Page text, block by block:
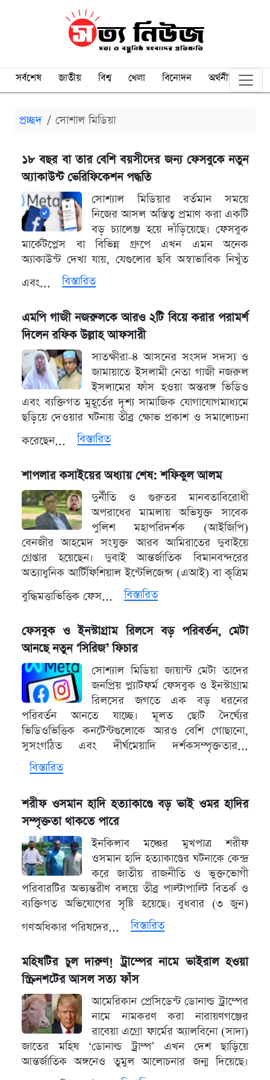
সর্বশেষ জাতীয় বিশ্ব খেলা বিনোদন অর্থনীতি
প্রচ্ছদ সোশাল মিডিয়া
১৮ বছর বা তার বেশি বয়সীদের জন্য ফেসবুকে নতুন
অ্যাকাউন্ট ভেরিফিকেশন পদ্ধতি
সোশ্যাল মিডিয়ার বর্তমান সময়ে
নিজের আসল অস্তিত্ব প্রমাণ করা একটি
বড় চ্যালেঞ্জ হয়ে দাঁড়িয়েছে। ফেসবুক
মার্কেটপ্লেস বা বিভিন্ন গ্রুপে এখন এমন অনেক
অ্যাকাউন্ট দেখা যায়, যেগুলোর ছবি অস্বাভাবিক নিখুঁত
এবং...
বিস্তারিত
এমপি গাজী নজরুলকে আরও ২টি বিয়ে করার পরামর্শ
দিলেন রফিক উল্লাহ আফসারী
সাতক্ষীরা-৪ আসনের সংসদ সদস্য ও
জামায়াতে ইসলামী নেতা গাজী নজরুল
ইসলামের ফাঁস হওয়া অন্তরঙ্গ ভিডিও
এবং ব্যক্তিগত মুহূর্তের দৃশ্য সামাজিক যোগাযোগমাধ্যমে
ছড়িয়ে দেওয়ার ঘটনায় তীব্র ক্ষোভ প্রকাশ ও সমালোচনা
করেছেন...
বিস্তারিত
শাপলার কসাইয়ের অধ্যায় শেষ: শফিকুল আলম
দুর্নীতি ও গুরুতর মানবতাবিরোধী
অপরাধের মামলায় অভিযুক্ত সাবেক
পুলিশ মহাপরিদর্শক (আইজিপি)
বেনজীর আহমেদ সংযুক্ত আরব আমিরাতের দুবাইয়ে
গ্রেপ্তার হয়েছেন। দুবাই আন্তর্জাতিক বিমানবন্দরের
অত্যাধুনিক আর্টিফিশিয়াল ইন্টেলিজেন্স (এআই) বা কৃত্রিম
বুদ্ধিমত্তাভিত্তিক ফেস...
বিস্তারিত
ফেসবুক ও ইনস্টাগ্রাম রিলসে বড় পরিবর্তন, মেটা
আনছে নতুন ‘সিরিজ’ ফিচার
সোশ্যাল মিডিয়া জায়ান্ট মেটা তাদের
জনপ্রিয় প্ল্যাটফর্ম ফেসবুক ও ইনস্টাগ্রাম
রিলসের জগতে এক বড় ধরনের
পরিবর্তন আনতে যাচ্ছে। মূলত ছোট দৈর্ঘ্যের
ভিডিওভিত্তিক কনটেন্টগুলোকে আরও বেশি গোছানো,
সুসংগঠিত এবং দীর্ঘমেয়াদি দর্শকসম্পৃক্ততার...
বিস্তারিত
শরীফ ওসমান হাদি হত্যাকাণ্ডে বড় ভাই ওমর হাদির
সম্পৃক্ততা থাকতে পারে
ইনকিলাব মঞ্চের মুখপাত্র শরীফ
ওসমান হাদি হত্যাকাণ্ডের ঘটনাকে কেন্দ্র
করে জাতীয় রাজনীতি ও ভুক্তভোগী
পরিবারটির অভ্যন্তরীণ বলয়ে তীব্র পাল্টাপাল্টি বিতর্ক ও
ব্যক্তিগত অভিযোগের সৃষ্টি হয়েছে। বুধবার (৩ জুন)
গণঅধিকার পরিষদের...
বিস্তারিত
মহিষটির চুল দারুণ! ট্রাম্পের নামে ভাইরাল হওয়া
স্ক্রিনশটের আসল সত্য ফাঁস
আমেরিকান প্রেসিডেন্ট ডোনাল্ড ট্রাম্পের
নামে নামকরণ করা নারায়ণগঞ্জের
রাবেয়া এগ্রো ফার্মের অ্যালবিনো (সাদা)
জাতের মহিষ ‘ডোনাল্ড ট্রাম্প’ এখন দেশ ছাড়িয়ে
আন্তর্জাতিক অঙ্গনেও তুমুল আলোচনার জন্ম দিয়েছে।